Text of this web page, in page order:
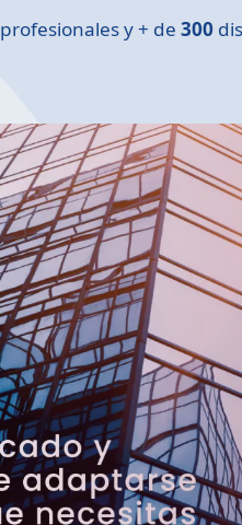
profesionales y + de 300